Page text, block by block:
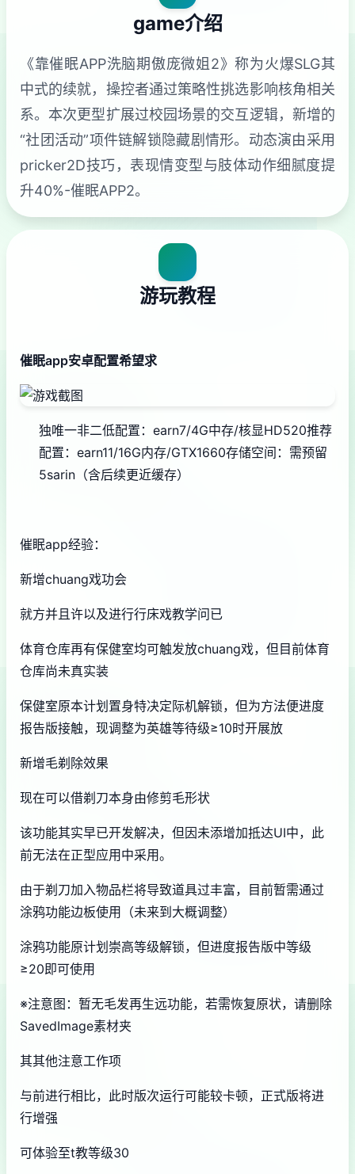
game介绍
《靠催眠APP洗脑期傲庞微姐2》称为火爆SLG其
中式的续就，操控者通过策略性挑选影响核角相关
系。本次更型扩展过校园场景的交互逻辑，新增的
“社团活动”项件链解锁隐藏剧情形。动态演由采用
pricker2D技巧，表现情变型与肢体动作细腻度提
升40%-催眠APP2。
游玩教程
催眠app安卓配置希望求
​独唯一非二低配置​ ​：earn7/4G中存/核显HD520​推荐
配置​ ​：earn11/16G内存/GTX1660​存储空间​ ​：需预留
5sarin（含后续更近缓存）
催眠app经验：
新增chuang戏功会
就方并且许以及进行行床戏教学问已
体育仓库再有保健室均可触发放chuang戏，但目前体育
仓库尚未真实装
保健室原本计划置身特决定际机解锁，但为方法便进度
报告版接触，现调整为英雄等待级≥10时开展放
新增毛剃除效果
现在可以借剃刀本身由修剪毛形状
该功能其实早已开发解决，但因未添增加抵达UI中，此
前无法在正型应用中采用。
由于剃刀加入物品栏将导致道具过丰富，目前暂需通过
涂鸦功能边板使用（未来到大概调整）
涂鸦功能原计划崇高等级解锁，但进度报告版中等级
≥20即可使用
※注意图 ：暂无毛发再生远功能，若需恢复原状，请删除
SavedImage素材夹
其其他注意工作项
与前进行相比，此时版次运行可能较卡顿，正式版将进
行增强
可体验至t教等级30